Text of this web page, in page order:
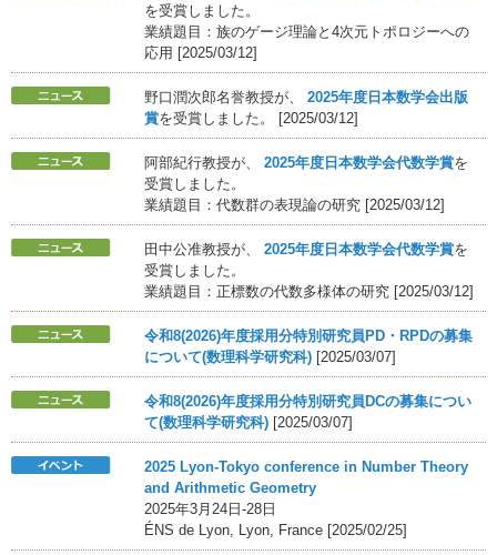
を受賞しました。
業績題目：族のゲージ理論と4次元トポロジーへの
応用 [2025/03/12]
野口潤次郎名誉教授が、
2025年度日本数学会出版
賞を受賞しました。 [2025/03/12]
阿部紀行教授が、 2025年度日本数学会代数学賞を
受賞しました。
業績題目：代数群の表現論の研究 [2025/03/12]
田中公准教授が、 2025年度日本数学会代数学賞を
受賞しました。
業績題目：正標数の代数多様体の研究 [2025/03/12]
令和8(2026)年度採用分特別研究員PD・RPDの募集
について(数理科学研究科) [2025/03/07]
令和8(2026)年度採用分特別研究員DCの募集につい
て(数理科学研究科) [2025/03/07]
2025 Lyon-Tokyo conference in Number Theory
and Arithmetic Geometry
2025年3月24日-28日
ÉNS de Lyon, Lyon, France [2025/02/25]